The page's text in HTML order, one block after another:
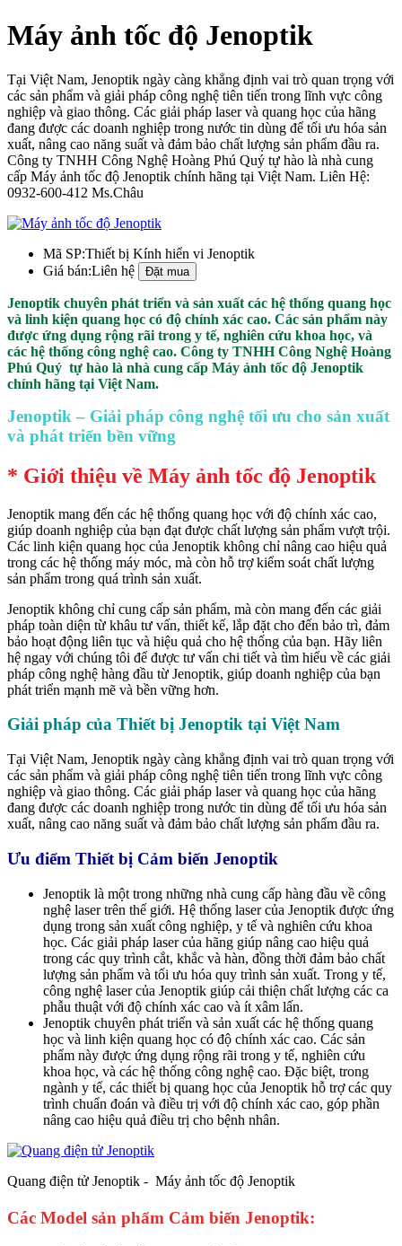
Máy ảnh tốc độ Jenoptik
Tại Việt Nam, Jenoptik ngày càng khẳng định vai trò quan trọng với
các sản phẩm và giải pháp công nghệ tiên tiến trong lĩnh vực công
nghiệp và giao thông. Các giải pháp laser và quang học của hãng
đang được các doanh nghiệp trong nước tin dùng để tối ưu hóa sản
xuất, nâng cao năng suất và đảm bảo chất lượng sản phẩm đầu ra.
Công ty TNHH Công Nghệ Hoàng Phú Quý tự hào là nhà cung
cấp Máy ảnh tốc độ Jenoptik chính hãng tại Việt Nam. Liên Hệ:
0932-600-412 Ms.Châu
Mã SP:Thiết bị Kính hiển vi Jenoptik
Giá bán:Liên hệ
Jenoptik chuyên phát triển và sản xuất các hệ thống quang học
và linh kiện quang học có độ chính xác cao. Các sản phẩm này
được ứng dụng rộng rãi trong y tế, nghiên cứu khoa học, và
các hệ thống công nghệ cao. Công ty TNHH Công Nghệ Hoàng
Phú Quý tự hào là nhà cung cấp Máy ảnh tốc độ Jenoptik
chính hãng tại Việt Nam.
Jenoptik – Giải pháp công nghệ tối ưu cho sản xuất
và phát triển bền vững
* Giới thiệu về Máy ảnh tốc độ Jenoptik
Jenoptik mang đến các hệ thống quang học với độ chính xác cao,
giúp doanh nghiệp của bạn đạt được chất lượng sản phẩm vượt trội.
Các linh kiện quang học của Jenoptik không chỉ nâng cao hiệu quả
trong các hệ thống máy móc, mà còn hỗ trợ kiểm soát chất lượng
sản phẩm trong quá trình sản xuất.
Jenoptik không chỉ cung cấp sản phẩm, mà còn mang đến các giải
pháp toàn diện từ khâu tư vấn, thiết kế, lắp đặt cho đến bảo trì, đảm
bảo hoạt động liên tục và hiệu quả cho hệ thống của bạn. Hãy liên
hệ ngay với chúng tôi để được tư vấn chi tiết và tìm hiểu về các giải
pháp công nghệ hàng đầu từ Jenoptik, giúp doanh nghiệp của bạn
phát triển mạnh mẽ và bền vững hơn.
Giải pháp của Thiết bị Jenoptik tại Việt Nam
Tại Việt Nam, Jenoptik ngày càng khẳng định vai trò quan trọng với
các sản phẩm và giải pháp công nghệ tiên tiến trong lĩnh vực công
nghiệp và giao thông. Các giải pháp laser và quang học của hãng
đang được các doanh nghiệp trong nước tin dùng để tối ưu hóa sản
xuất, nâng cao năng suất và đảm bảo chất lượng sản phẩm đầu ra.
Ưu điểm Thiết bị Cảm biến Jenoptik
Jenoptik là một trong những nhà cung cấp hàng đầu về công
nghệ laser trên thế giới. Hệ thống laser của Jenoptik được ứng
dụng trong sản xuất công nghiệp, y tế và nghiên cứu khoa
học. Các giải pháp laser của hãng giúp nâng cao hiệu quả
trong các quy trình cắt, khắc và hàn, đồng thời đảm bảo chất
lượng sản phẩm và tối ưu hóa quy trình sản xuất. Trong y tế,
công nghệ laser của Jenoptik giúp cải thiện chất lượng các ca
phẫu thuật với độ chính xác cao và ít xâm lấn.
Jenoptik chuyên phát triển và sản xuất các hệ thống quang
học và linh kiện quang học có độ chính xác cao. Các sản
phẩm này được ứng dụng rộng rãi trong y tế, nghiên cứu
khoa học, và các hệ thống công nghệ cao. Đặc biệt, trong
ngành y tế, các thiết bị quang học của Jenoptik hỗ trợ các quy
trình chuẩn đoán và điều trị với độ chính xác cao, góp phần
nâng cao hiệu quả điều trị cho bệnh nhân.
Quang điện tử Jenoptik - Máy ảnh tốc độ Jenoptik
Các Model sản phẩm Cảm biến Jenoptik: